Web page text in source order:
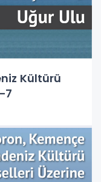
Kültürü